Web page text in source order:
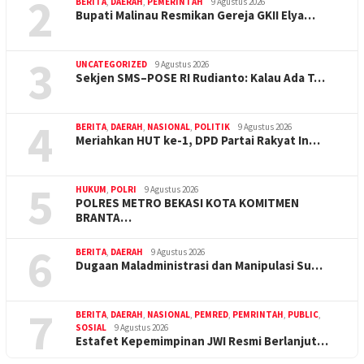
2 Bupati Malinau Resmikan Gereja GKII Elya…
3 UNCATEGORIZED 9 Agustus 2026
Sekjen SMS–POSE RI Rudianto: Kalau Ada T…
4 BERITA, DAERAH, NASIONAL, POLITIK 9 Agustus 2026
Meriahkan HUT ke-1, DPD Partai Rakyat In…
5 HUKUM, POLRI 9 Agustus 2026
POLRES METRO BEKASI KOTA KOMITMEN
BRANTA…
6 BERITA, DAERAH 9 Agustus 2026
Dugaan Maladministrasi dan Manipulasi Su…
7 BERITA, DAERAH, NASIONAL, PEMRED, PEMRINTAH, PUBLIC,
SOSIAL
9 Agustus 2026
Estafet Kepemimpinan JWI Resmi Berlanjut…